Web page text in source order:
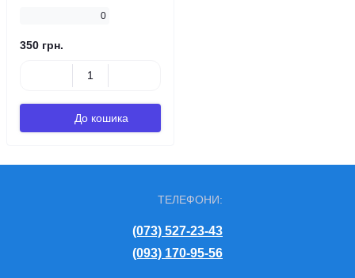
0
350 грн.
До кошика
ТЕЛЕФОНИ:
(073) 527-23-43
(093) 170-95-56